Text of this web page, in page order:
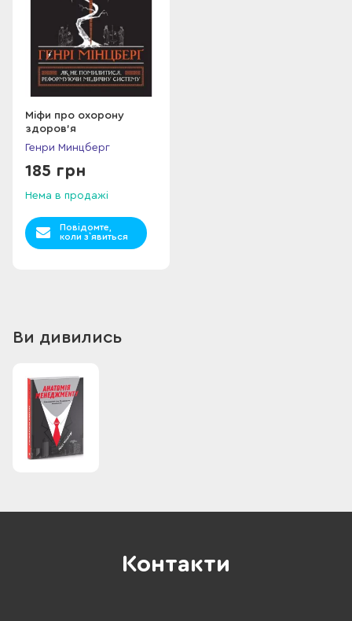
Міфи про охорону
здоров'я
Генри Минцберг
185 грн
Нема в продажі
Повідомте,
коли з`явиться
Ви дивились
Контакти